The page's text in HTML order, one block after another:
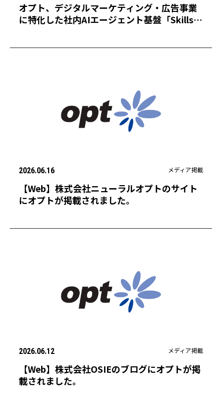
オプト、デジタルマーケティング・広告事業
に特化した社内AIエージェント基盤「Skills
2026.06.16 メディア掲載
【Web】株式会社ニューラルオプトのサイト
にオプトが掲載されました。
2026.06.12 メディア掲載
【Web】株式会社OSIEのブログにオプトが掲
載されました。